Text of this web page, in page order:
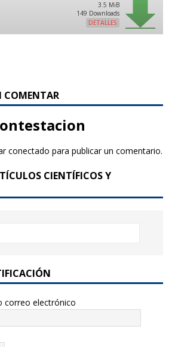
3.5 MiB
149 Downloads
DETALLES
COMENTAR
conectado para publicar un comentario.
CIENTÍFICOS Y
correo electrónico